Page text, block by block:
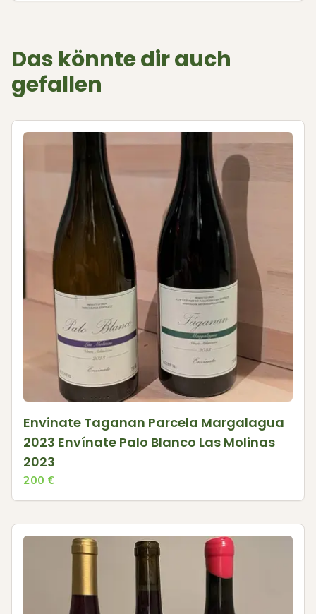
Das könnte dir auch
gefallen
Envinate Taganan Parcela Margalagua
2023 Envínate Palo Blanco Las Molinas
2023
200 €